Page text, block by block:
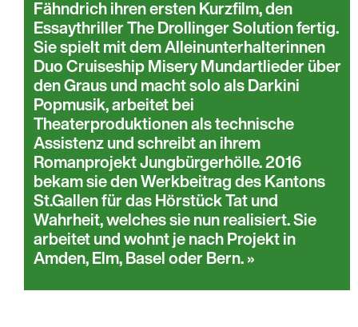
Fähndrich ihren ersten Kurzfilm, den
Essaythriller The Drollinger Solution fertig.
Sie spielt mit dem Alleinunterhalterinnen
Duo Cruiseship Misery Mundartlieder über
den Graus und macht solo als Darkini
Popmusik, arbeitet bei
Theaterproduktionen als technische
Assistenz und schreibt an ihrem
Romanprojekt Jungbürgerhölle. 2016
bekam sie den Werkbeitrag des Kantons
St.Gallen für das Hörstück Tat und
Wahrheit, welches sie nun realisiert. Sie
arbeitet und wohnt je nach Projekt in
Amden, Elm, Basel oder Bern.